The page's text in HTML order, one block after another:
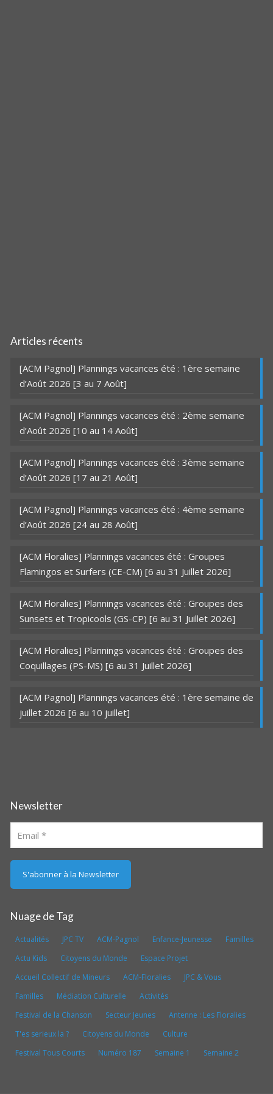
Articles récents
[ACM Pagnol] Plannings vacances été : 1ère semaine
d’Août 2026 [3 au 7 Août]
[ACM Pagnol] Plannings vacances été : 2ème semaine
d’Août 2026 [10 au 14 Août]
[ACM Pagnol] Plannings vacances été : 3ème semaine
d’Août 2026 [17 au 21 Août]
[ACM Pagnol] Plannings vacances été : 4ème semaine
d’Août 2026 [24 au 28 Août]
[ACM Floralies] Plannings vacances été : Groupes
Flamingos et Surfers (CE-CM) [6 au 31 Juillet 2026]
[ACM Floralies] Plannings vacances été : Groupes des
Sunsets et Tropicools (GS-CP) [6 au 31 Juillet 2026]
[ACM Floralies] Plannings vacances été : Groupes des
Coquillages (PS-MS) [6 au 31 Juillet 2026]
[ACM Pagnol] Plannings vacances été : 1ère semaine de
juillet 2026 [6 au 10 juillet]
Newsletter
Nuage de Tag
Actualités JPC TV ACM-Pagnol Enfance-Jeunesse
Familles
Actu Kids
Citoyens du Monde
Espace Projet
Accueil Collectif de Mineurs
ACM-Floralies
JPC & Vous
Familles
Médiation Culturelle
Activités
Festival de la Chanson
Secteur Jeunes
Antenne : Les Floralies
T'es serieux la ?
Citoyens du Monde
Culture
Festival Tous Courts
Numéro 187 Semaine 1 Semaine 2